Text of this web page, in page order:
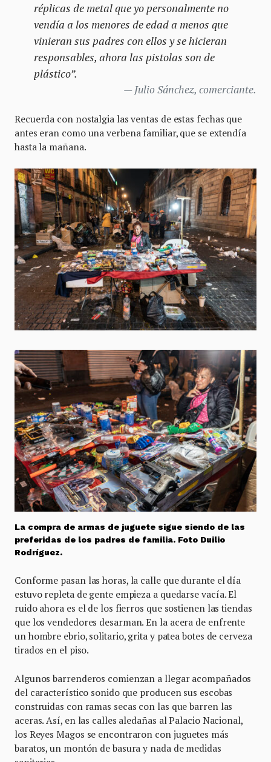
réplicas de metal que yo personalmente no
vendía a los menores de edad a menos que
vinieran sus padres con ellos y se hicieran
responsables, ahora las pistolas son de
plástico”.
Julio Sánchez, comerciante.
Recuerda con nostalgia las ventas de estas fechas que
antes eran como una verbena familiar, que se extendía
hasta la mañana.
La compra de armas de juguete sigue siendo de las
preferidas de los padres de familia. Foto Duilio
Rodríguez.
Conforme pasan las horas, la calle que durante el día
estuvo repleta de gente empieza a quedarse vacía. El
ruido ahora es el de los fierros que sostienen las tiendas
que los vendedores desarman. En la acera de enfrente
un hombre ebrio, solitario, grita y patea botes de cerveza
tirados en el piso.
Algunos barrenderos comienzan a llegar acompañados
del característico sonido que producen sus escobas
construidas con ramas secas con las que barren las
aceras. Así, en las calles aledañas al Palacio Nacional,
los Reyes Magos se encontraron con juguetes más
baratos, un montón de basura y nada de medidas